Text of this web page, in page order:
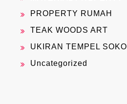
PROPERTY RUMAH
TEAK WOODS ART
UKIRAN TEMPEL SOKO
Uncategorized